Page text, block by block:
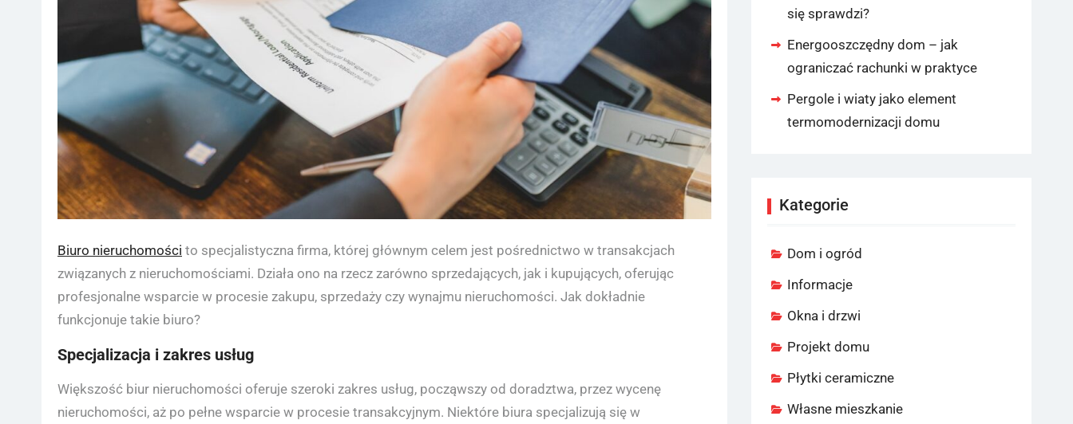
Biuro nieruchomości to specjalistyczna firma, której głównym celem jest pośrednictwo w transakcjach
związanych z nieruchomościami. Działa ono na rzecz zarówno sprzedających, jak i kupujących, oferując
profesjonalne wsparcie w procesie zakupu, sprzedaży czy wynajmu nieruchomości. Jak dokładnie
funkcjonuje takie biuro?
Specjalizacja i zakres usług
Większość biur nieruchomości oferuje szeroki zakres usług, począwszy od doradztwa, przez wycenę
nieruchomości, aż po pełne wsparcie w procesie transakcyjnym. Niektóre biura specjalizują się w
się sprawdzi?
Energooszczędny dom – jak
ograniczać rachunki w praktyce
Pergole i wiaty jako element
termomodernizacji domu
Kategorie
Dom i ogród
Informacje
Okna i drzwi
Projekt domu
Płytki ceramiczne
Własne mieszkanie